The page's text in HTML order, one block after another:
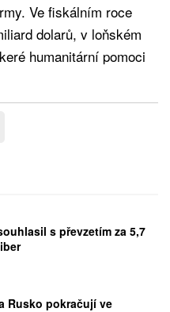
Ve fiskálním roce
dolarů, v loňském
humanitární pomoci
s převzetím za 5,7
Rusko pokračují ve